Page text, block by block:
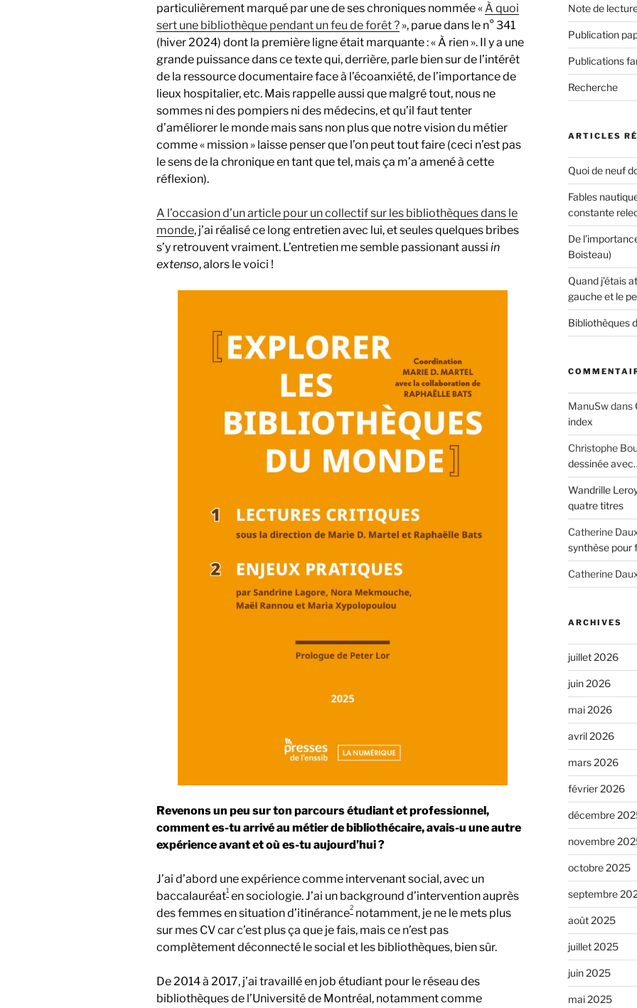
particulièrement marqué par une de ses chroniques nommée «À quoi
sert une bibliothèque pendant un feu de forêt ? », parue dans le n° 341
(hiver 2024) dont la première ligne était marquante : « À rien ». Il y a une
grande puissance dans ce texte qui, derrière, parle bien sur de l’intérêt
de la ressource documentaire face à l’écoanxiété, de l’importance de
lieux hospitalier, etc. Mais rappelle aussi que malgré tout, nous ne
sommes ni des pompiers ni des médecins, et qu’il faut tenter
d’améliorer le monde mais sans non plus que notre vision du métier
comme « mission » laisse penser que l’on peut tout faire (ceci n’est pas
le sens de la chronique en tant que tel, mais ça m’a amené à cette
réflexion).
A l’occasion d’un article pour un collectif sur les bibliothèques dans le
monde, j’ai réalisé ce long entretien avec lui, et seules quelques bribes
s’y retrouvent vraiment. L’entretien me semble passionant aussi in
extenso, alors le voici !
Revenons un peu sur ton parcours étudiant et professionnel,
comment es-tu arrivé au métier de bibliothécaire, avais-u une autre
expérience avant et où es-tu aujourd’hui ?
J’ai d’abord une expérience comme intervenant social, avec un
baccalauréat1 en sociologie. J’ai un background d’intervention auprès
des femmes en situation d’itinérance2 notamment, je ne le mets plus
sur mes CV car c’est plus ça que je fais, mais ce n’est pas
complètement déconnecté le social et les bibliothèques, bien sûr.
De 2014 à 2017, j’ai travaillé en job étudiant pour le réseau des
bibliothèques de l’Université de Montréal, notamment comme
Note de
Publication
Publications
Recherche
ARTICLES
Quoi de neuf
Fables
constante
De
Boisteau)
Quand j’étais
gauche et le
Bibliothèques
ManuSwdans
index
Christophe
dessinée
Wandrille
quatre titres
Catherine
synthèse pour
Catherine
ARCHIVES
juillet 2026
juin 2026
mai 2026
avril 2026
mars 2026
février 2026
décembre
novembre
octobre 2025
septembre
août 2025
juillet 2025
juin 2025
mai 2025